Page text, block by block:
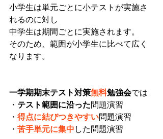
小学生は単元ごとに小テストが実施さ
れるのに対し
中学生は期間ごとに実施されます。
そのため、範囲が小学生に比べて広く
なります。
一学期期末テスト対策無料勉強会では
・ テスト範囲に沿った問題演習
・ 得点に結びつきやすい問題演習
・ 苦手単元に集中 した問題演習